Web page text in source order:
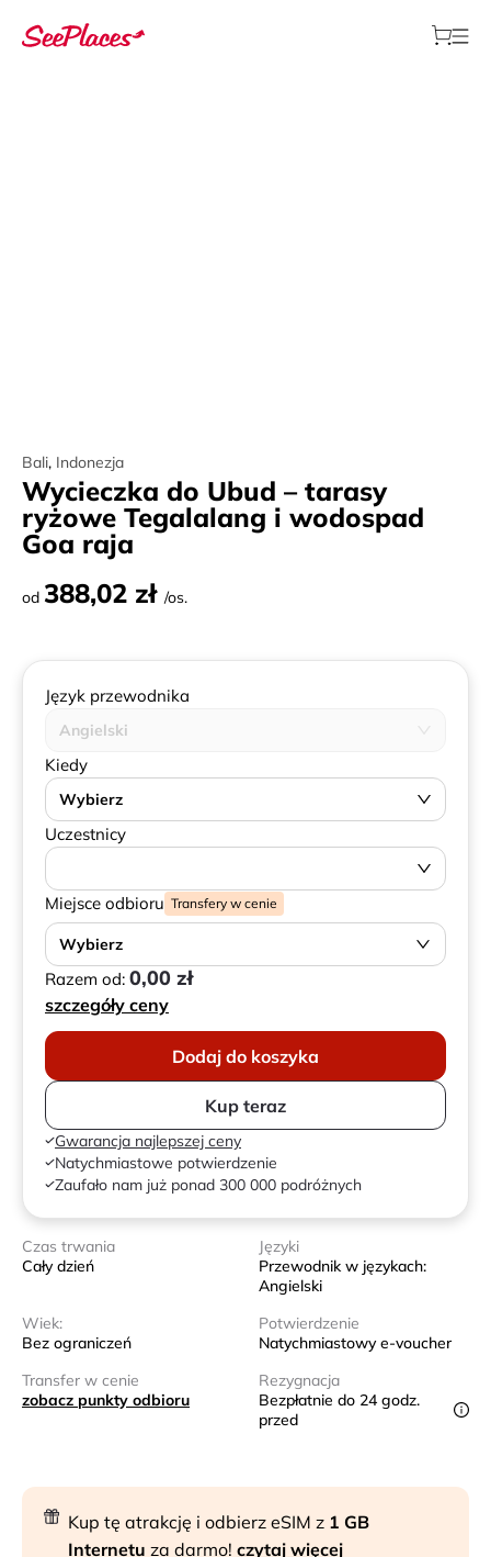
Bali, Indonezja
Wycieczka do Ubud – tarasy
ryżowe Tegalalang i wodospad
Goa raja
od 388,02 zł /os.
Język przewodnika
Angielski
Kiedy
Wybierz
Uczestnicy
Miejsce odbioru Transfery w cenie
Wybierz
Razem od: 0,00 zł
szczegóły ceny
Dodaj do koszyka
Kup teraz
Gwarancja najlepszej ceny
Natychmiastowe potwierdzenie
Zaufało nam już ponad 300 000 podróżnych
Czas trwania
Cały dzień
Języki
Przewodnik w językach:
Angielski
Wiek:
Bez ograniczeń
Potwierdzenie
Natychmiastowy e-voucher
Transfer w cenie
zobacz punkty odbioru
Rezygnacja
Bezpłatnie do 24 godz.
przed
Kup tę atrakcję i odbierz eSIM z 1 GB
Internetu za darmo! czytaj więcej